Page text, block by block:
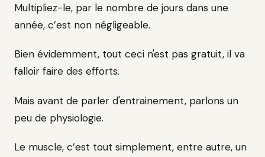
Multipliez-le, par le nombre de jours dans une
année, c’est non négligeable.
Bien évidemment, tout ceci n'est pas gratuit, il va
falloir faire des efforts.
Mais avant de parler d'entrainement, parlons un
peu de physiologie.
Le muscle, c’est tout simplement, entre autre, un